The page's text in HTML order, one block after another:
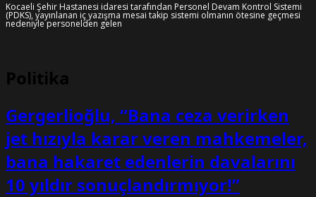
Kocaeli Şehir Hastanesi idaresi tarafından Personel Devam Kontrol Sistemi
(PDKS), yayınlanan iç yazışma mesai takip sistemi olmanın ötesine geçmesi
nedeniyle personelden gelen
Politika
Gergerlioğlu, “Bana ceza verirken
jet hızıyla karar veren mahkemeler,
bana hakaret edenlerin davalarını
10 yıldır sonuçlandırmıyor!”